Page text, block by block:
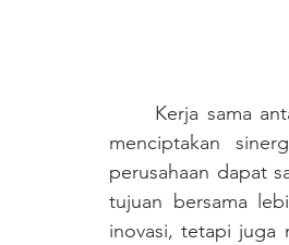
menciptakan
perusahaan dapat
tujuan bersama
inovasi, tetapi juga